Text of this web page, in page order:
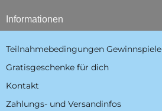
Informationen
Teilnahmebedingungen Gewinnspiele
Gratisgeschenke für dich
Kontakt
Zahlungs- und Versandinfos